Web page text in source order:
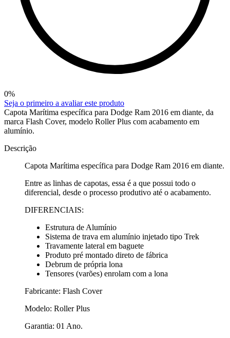
0%
Seja o primeiro a avaliar este produto
Capota Marítima específica para Dodge Ram 2016 em diante, da
marca Flash Cover, modelo Roller Plus com acabamento em
alumínio.
Descrição
Capota Marítima específica para Dodge Ram 2016 em diante.
Entre as linhas de capotas, essa é a que possui todo o
diferencial, desde o processo produtivo até o acabamento.
DIFERENCIAIS:
Estrutura de Alumínio
Sistema de trava em alumínio injetado tipo Trek
Travamente lateral em baguete
Produto pré montado direto de fábrica
Debrum de própria lona
Tensores (varões) enrolam com a lona
Fabricante: Flash Cover
Modelo: Roller Plus
Garantia: 01 Ano.